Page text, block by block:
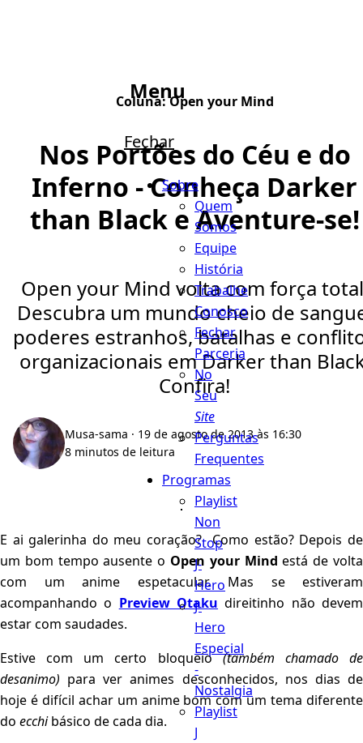
Menu
Fechar
Sobre
Quem
Somos
Equipe
História
Trabalhe
Conosco
Fechar
Parceria
No
Seu
Site
Perguntas
Frequentes
Programas
Playlist
Non
Stop
J-
Hero
J-
Hero
Especial
-
Nostalgia
Playlist
J
Coluna:Open your Mind
Nos Portões do Céu e do
Inferno - Conheça Darker
than Black e Aventure-se!
Open your Mind volta com força
Descubra um mundo cheio de
poderes estranhos, batalhas e
organizacionais em Darker than
Confira!
Musa-sama · 19 de agosto de 2013 às 16:30
8 minutos de leitura
E ai galerinha do meu coração? Como estão? Depois de
um bom tempo ausente o Open your Mindestá de volta
com um anime espetacular. Mas se estiveram
acompanhando o Preview Otaku direitinho não devem
estar com saudades.
Estive com um certo bloqueio(também chamado de
desanimo) para ver animes desconhecidos, nos dias de
hoje é difícil achar um anime bom com um tema diferente
do ecchibásico de cada dia.